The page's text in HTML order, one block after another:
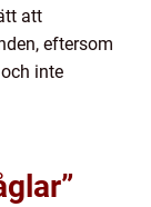
att
eftersom
inte